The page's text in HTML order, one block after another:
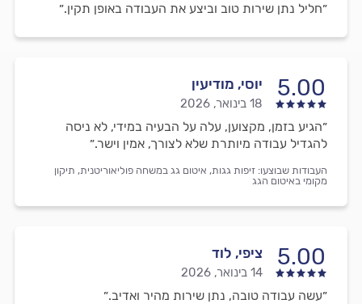
״חליל נתן שירות טוב וביצע את העבודה באופן תקין.״
5.00 יוסי, מודיעין
18 בינואר, 2026
״הגיע בזמן, מקצוען, עלה על הבעיה במידי, לא ניסה
להגדיל עבודה מיותרת שלא לצורך, אמין וישר.״
העבודות שבוצעו: זיפות גגות, איטום גג במשחה פוליאוריטנית, תיקון
מקומי באיטום הגג
5.00 ציפי, לוד
14 בינואר, 2026
״עשה עבודה טובה, נתן שירות מהיר ואדיב.״